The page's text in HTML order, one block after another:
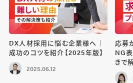
DX人材採用に悩む企業様へ｜
成功のコツを紹介【2025年版】
2025.06.12
応募
NG
きで